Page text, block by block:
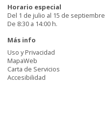
Horario especial
Del 1 de julio al 15 de septiembre
De 8:30 a 14:00 h.
Más info
Uso y Privacidad
MapaWeb
Carta de Servicios
Accesibilidad